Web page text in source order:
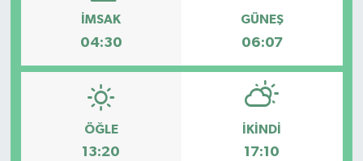
İMSAK
04:30
GÜNEŞ
06:07
ÖĞLE
13:20
İKINDI
17:10